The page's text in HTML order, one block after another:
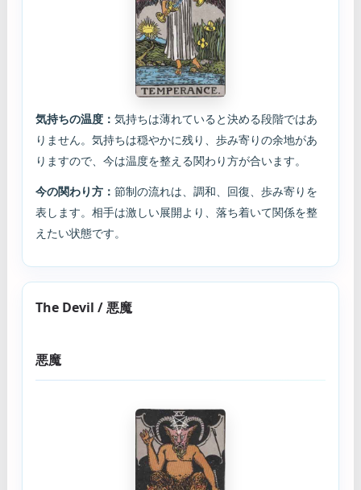
気持ちの温度： 気持ちは薄れていると決める段階ではあ
りません。気持ちは穏やかに残り、歩み寄りの余地があ
りますので、今は温度を整える関わり方が合います。
今の関わり方： 節制の流れは、調和、回復、歩み寄りを
表します。相手は激しい展開より、落ち着いて関係を整
えたい状態です。
The Devil / 悪魔
悪魔